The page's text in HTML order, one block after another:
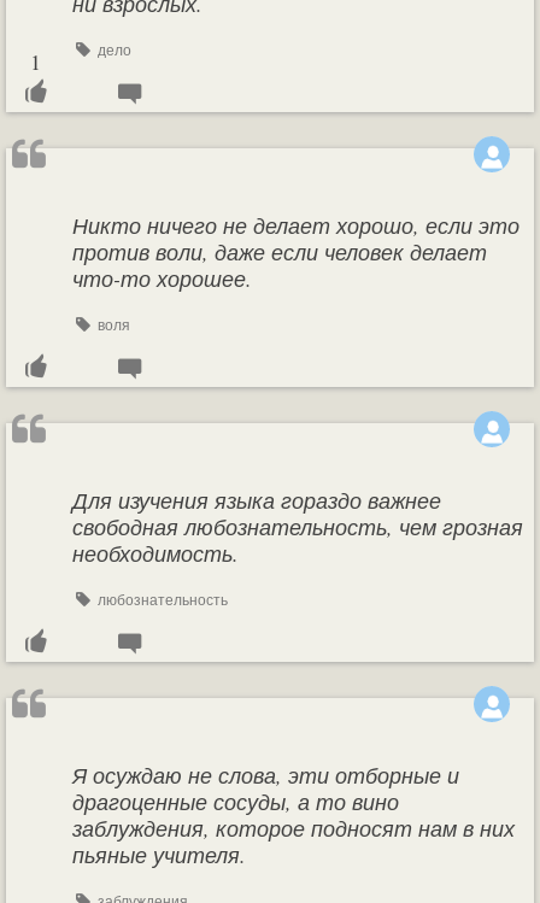
дело
1
Никто ничего не делает хорошо, если это
против воли, даже если человек делает
что-то хорошее.
воля
Для изучения языка гораздо важнее
свободная любознательность, чем грозная
необходимость.
любознательность
Я осуждаю не слова, эти отборные и
драгоценные сосуды, а то вино
заблуждения, которое подносят нам в них
пьяные учителя.